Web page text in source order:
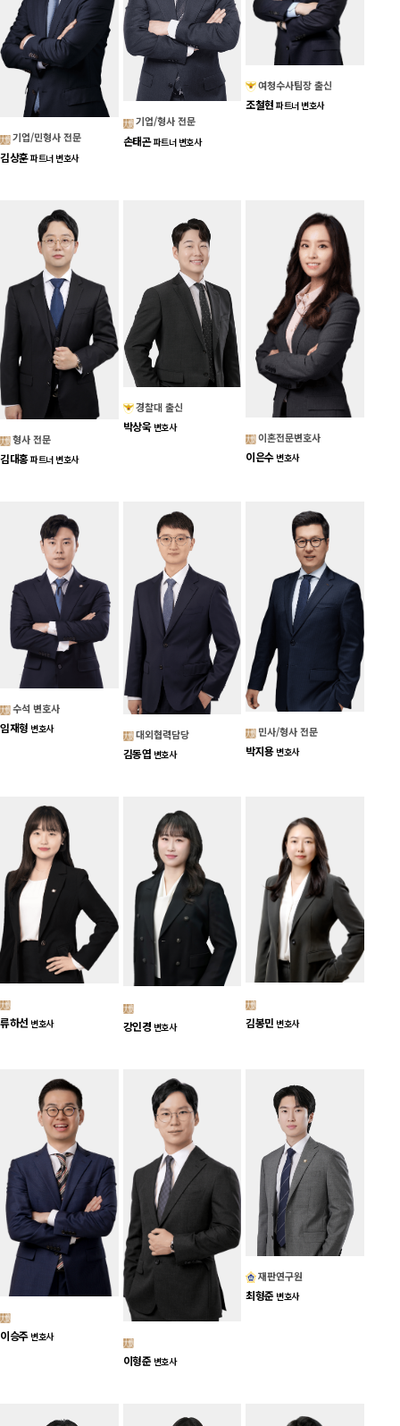
기업/민형사 전문
김상훈파트너 변호사
기업/형사 전문
손태곤파트너 변호사
여청수사팀장 출신
조철현 파트너 변호사
형사 전문
김대홍파트너 변호사
경찰대 출신
박상욱변호사
이혼전문변호사
이은수변호사
수석 변호사
임재형 변호사 대외협력담당
김동엽 변호사
민사/형사 전문
박지용변호사
류하선 변호사 강인경 변호사 김봉민 변호사
이승주변호사
이형준 변호사
재판연구원
최형준 변호사